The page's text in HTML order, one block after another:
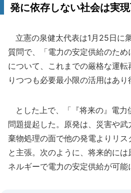
発に依存しない社会は実現
立憲の泉健太代表は1月25日に
質問で、「電力の安定供給のた
について、これまでの厳格な運
りつつも必要最小限の活用はあり
とした上で、「『将来の』電力
問題提起した。原発は、災害や
棄物処理の面で他の発電よりリ
と主張。次のように、将来的に
ネルギーで電力の安定供給が可能